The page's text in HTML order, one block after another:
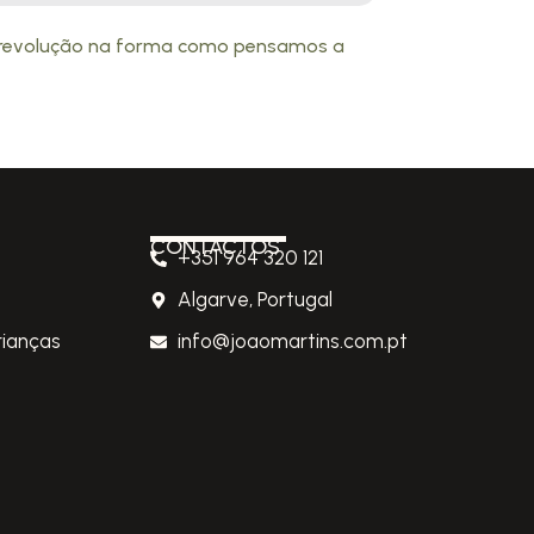
na forma como pensamos a
CONTACTOS
+351 964 320 121
Algarve, Portugal
info@joaomartins.com.pt